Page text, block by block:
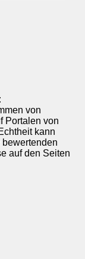
von
Portalen von
kann
auf den Seiten